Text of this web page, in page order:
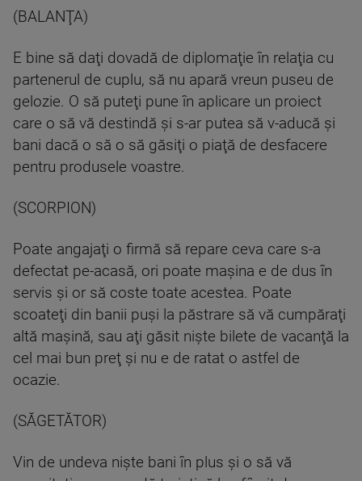
(BALANŢA)
E bine să daţi dovadă de diplomaţie în relaţia cu
partenerul de cuplu, să nu apară vreun puseu de
gelozie. O să puteţi pune în aplicare un proiect
care o să vă destindă şi s-ar putea să v-aducă şi
bani dacă o să o să găsiţi o piaţă de desfacere
pentru produsele voastre.
(SCORPION)
Poate angajaţi o firmă să repare ceva care s-a
defectat pe-acasă, ori poate maşina e de dus în
servis şi or să coste toate acestea. Poate
scoateţi din banii puşi la păstrare să vă cumpăraţi
altă maşină, sau aţi găsit nişte bilete de vacanţă la
cel mai bun preţ şi nu e de ratat o astfel de
ocazie.
(SĂGETĂTOR)
Vin de undeva nişte bani în plus şi o să vă